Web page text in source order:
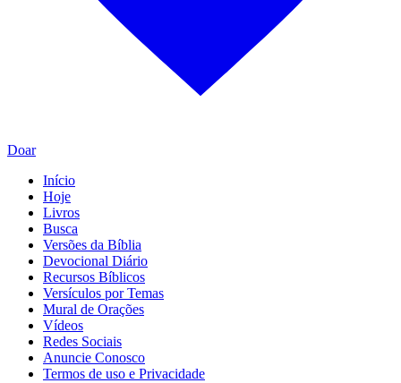
Doar
Início
Hoje
Livros
Busca
Versões da Bíblia
Devocional Diário
Recursos Bíblicos
Versículos por Temas
Mural de Orações
Vídeos
Redes Sociais
Anuncie Conosco
Termos de uso e Privacidade